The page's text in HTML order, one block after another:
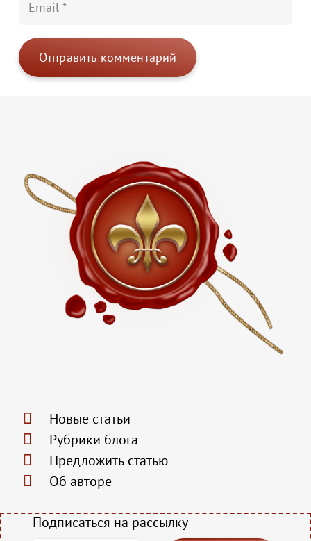
Отправить комментарий
Новые статьи
Рубрики блога
Предложить статью
Об авторе
Подписаться на рассылку